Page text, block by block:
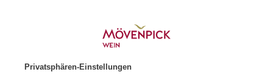
Privatsphären-Einstellungen